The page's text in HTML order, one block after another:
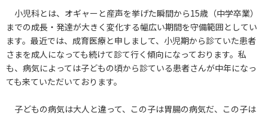
小児科とは、オギャーと産声を挙げた瞬間から15歳（中学卒業）
までの成長・発達が大きく変化する幅広い期間を守備範囲としてい
ます。最近では、成育医療と申しまして、小児期から診ていた患者
さまを成人になっても続けて診て行く傾向になっております。私
も、病気によっては子どもの頃から診ている患者さんが中年になっ
ても来ていただいております。
子どもの病気は大人と違って、この子は胃腸の病気だ、この子は